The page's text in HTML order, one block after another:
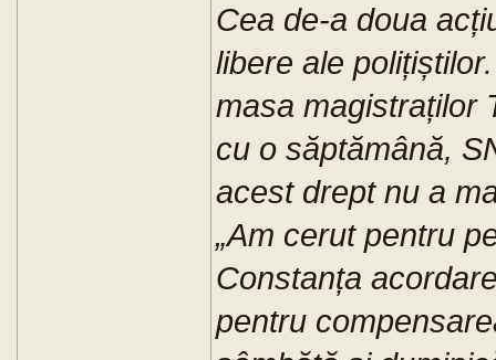
Cea de-a doua
libere ale
masa magistraților
cu o săptămână,
acest drept nu a
„Am cerut pentru
Constanța
pentru